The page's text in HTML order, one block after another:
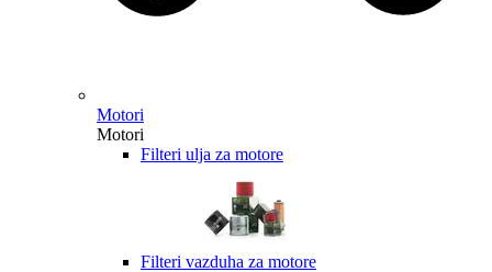
Motori
Motori
Filteri ulja za motore
Filteri vazduha za motore